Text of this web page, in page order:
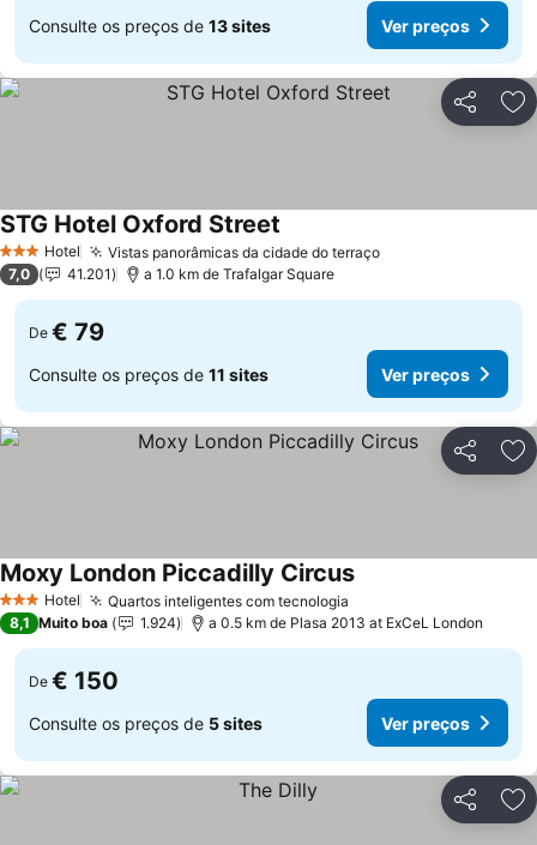
Consulte os preços de 13 sites Ver preços
Partilhar
3 EstrelasHotel Vistas panorâmicas da cidade do terraço
STG Hotel Oxford Street
7,0 41.201 a 1.0 km de Trafalgar Square
De € 79
Consulte os preços de 11 sites Ver preços
Partilhar
3 EstrelasHotel Quartos inteligentes com tecnologia
Moxy London Piccadilly Circus
8,1 Muito boa 1.924 a 0.5 km de Plasa 2013 at ExCeL London
De € 150
Consulte os preços de 5 sites Ver preços
Partilhar